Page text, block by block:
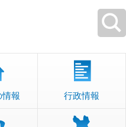
報 行政情報